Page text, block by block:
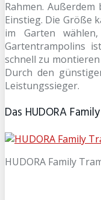
Rahmen.
Einstieg. Die Größe
im Garten
Gartentrampolins
schnell zu
Durch den
Leistungssieger.
Das HUDORA
HUDORA Family